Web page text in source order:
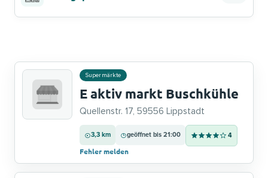
Supermärkte
E aktiv markt Buschkühle
Quellenstr. 17, 59556 Lippstadt
3,3 km geöffnet bis 21:00 4
Fehler melden